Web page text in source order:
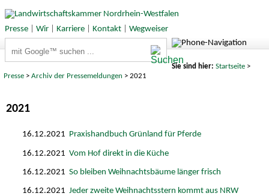
Presse| Wir| Karriere| Kontakt| Wegweiser
Sie sind hier: Startseite>
Presse >Archiv der Pressemeldungen > 2021
2021
16.12.2021 Praxishandbuch Grünland für Pferde
16.12.2021Vom Hof direkt in die Küche
16.12.2021So bleiben Weihnachtsbäume länger frisch
16.12.2021Jeder zweite Weihnachtsstern kommt aus NRW